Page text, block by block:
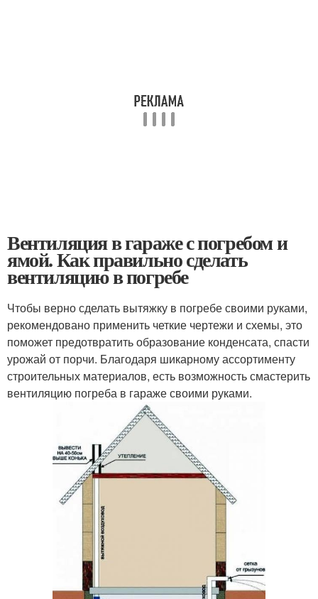
Вентиляция в гараже с погребом и
ямой. Как правильно сделать
вентиляцию в погребе
Чтобы верно сделать вытяжку в погребе своими руками,
рекомендовано применить четкие чертежи и схемы, это
поможет предотвратить образование конденсата, спасти
урожай от порчи. Благодаря шикарному ассортименту
строительных материалов, есть возможность смастерить
вентиляцию погреба в гараже своими руками.